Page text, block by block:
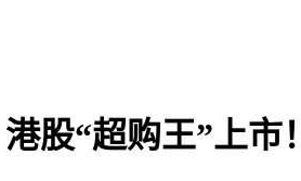
股“超购王”上市